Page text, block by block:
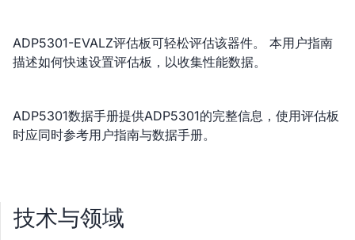
ADP5301-EVALZ评估板可轻松评估该器件。 本用户指南
描述如何快速设置评估板，以收集性能数据。
ADP5301数据手册提供ADP5301的完整信息，使用评估板
时应同时参考用户指南与数据手册。
技术与领域